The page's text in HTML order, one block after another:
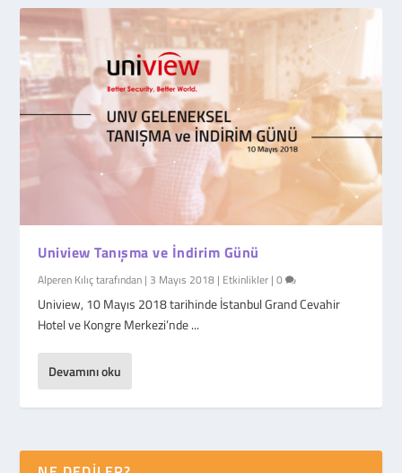
Uniview Tanışma ve İndirim Günü
Alperen Kılıçtarafından | 3 Mayıs 2018 | Etkinlikler |0
Uniview, 10 Mayıs 2018 tarihinde İstanbul Grand Cevahir
Hotel ve Kongre Merkezi’nde ...
Devamını oku